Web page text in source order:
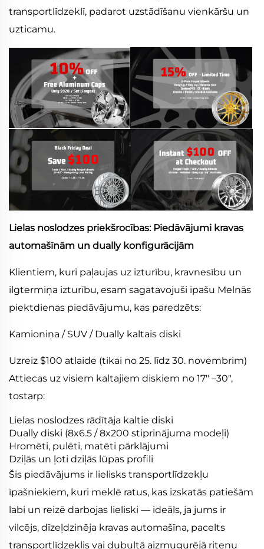
transportlīdzeklī, padarot uzstādīšanu vienkāršu un
uzticamu.
Lielas noslodzes priekšrocības: Piedāvājumi kravas
automašīnām un dually konfigurācijām
Klientiem, kuri paļaujas uz izturību, kravnesību un
ilgtermiņa izturību, esam sagatavojuši īpašu Melnās
piektdienas piedāvājumu, kas paredzēts:
Kamioniņa / SUV / Dually kaltais diski
Uzreiz $100 atlaide (tikai no 25. līdz 30. novembrim)
Attiecas uz visiem kaltajiem diskiem no 17" –30",
tostarp:
Lielas noslodzes rādītāja kaltie diski
Dually diski (8x6.5 / 8x200 stiprinājuma modeļi)
Hromēti, pulēti, matēti pārklājumi
Dziļās un ļoti dziļās lūpas profili
Šis piedāvājums ir lielisks transportlīdzekļu
īpašniekiem, kuri meklē ratus, kas izskatās patiešām
labi un reizē darbojas lieliski — ideāls, ja jums ir
vilcējs, dīzeļdzinēja kravas automašīna, pacelts
transportlīdzeklis vai dubultā aizmugurējā riteņu